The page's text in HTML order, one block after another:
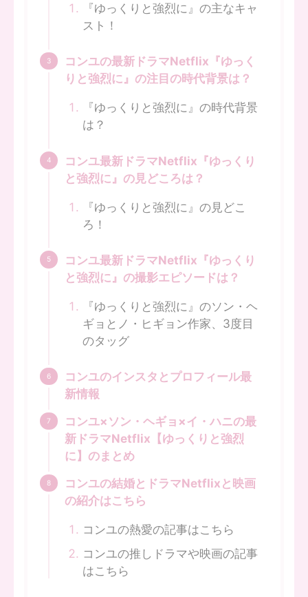
『ゆっくりと強烈に』の主なキャ
スト！
コンユの最新ドラマNetflix『ゆっく
りと強烈に』の注目の時代背景は？
『ゆっくりと強烈に』の時代背景
は？
コンユ最新ドラマNetflix『ゆっくり
と強烈に』の見どころは？
『ゆっくりと強烈に』の見どこ
ろ！
コンユ最新ドラマNetflix『ゆっくり
と強烈に』の撮影エピソードは？
『ゆっくりと強烈に』のソン・ヘ
ギョとノ・ヒギョン作家、3度目
のタッグ
コンユのインスタとプロフィール最
新情報
コンユ×ソン・ヘギョ×イ・ハニの最
新ドラマNetflix【ゆっくりと強烈
に】のまとめ
コンユの結婚とドラマNetflixと映画
の紹介はこちら
コンユの熱愛の記事はこちら
コンユの推しドラマや映画の記事
はこちら